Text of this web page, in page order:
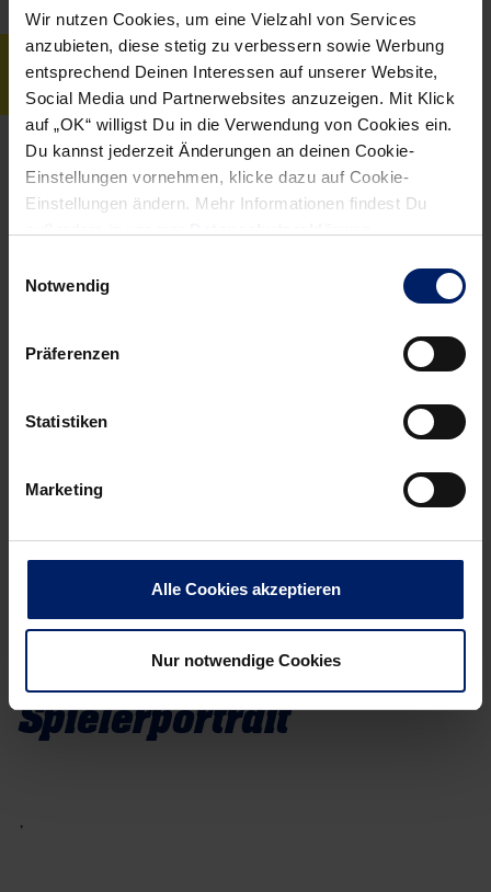
Wir nutzen Cookies, um eine Vielzahl von Services
anzubieten, diese stetig zu verbessern sowie Werbung
entsprechend Deinen Interessen auf unserer Website,
Social Media und Partnerwebsites anzuzeigen. Mit Klick
auf „OK“ willigst Du in die Verwendung von Cookies ein.
Du kannst jederzeit Änderungen an deinen Cookie-
Einstellungen vornehmen, klicke dazu auf Cookie-
Einstellungen ändern. Mehr Informationen findest Du
Notwendig
Präferenzen
Statistiken
Marketing
Alle Cookies akzeptieren
Nur notwendige Cookies
BIOGRAFIE
Persönliches Karriere
Geburtsdatum 29.01.1980
Größe in cm
Bisherige Vereine Filippos Verias (GRE) (-2004)
Spielerportrait
,